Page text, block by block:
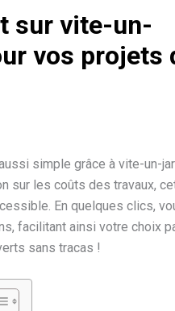
sur vite-un-
vos projets
simple grâce à vite-un-
sur les coûts des travaux,
En quelques clics,
facilitant ainsi votre choix
sans tracas !